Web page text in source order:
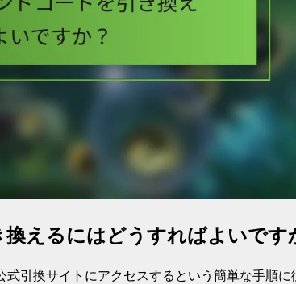
えるにはどうすればよいです
引換サイトにアクセスするという簡単な手順に